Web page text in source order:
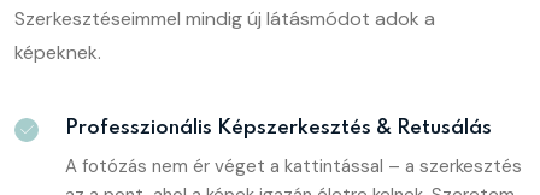
Szerkesztéseimmel mindig új látásmódot adok a
képeknek.
Professzionális Képszerkesztés & Retusálás
A fotózás nem ér véget a kattintással – a szerkesztés